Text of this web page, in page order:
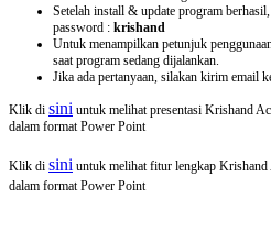
Setelah install & update program
password : krishand
Untuk menampilkan petunjuk
saat program sedang dijalankan.
Jika ada pertanyaan, silakan kirim email
Klik di sini untuk melihat presentasi Krishand
dalam format Power Point
Klik di sini untuk melihat fitur lengkap Krishand
dalam format Power Point